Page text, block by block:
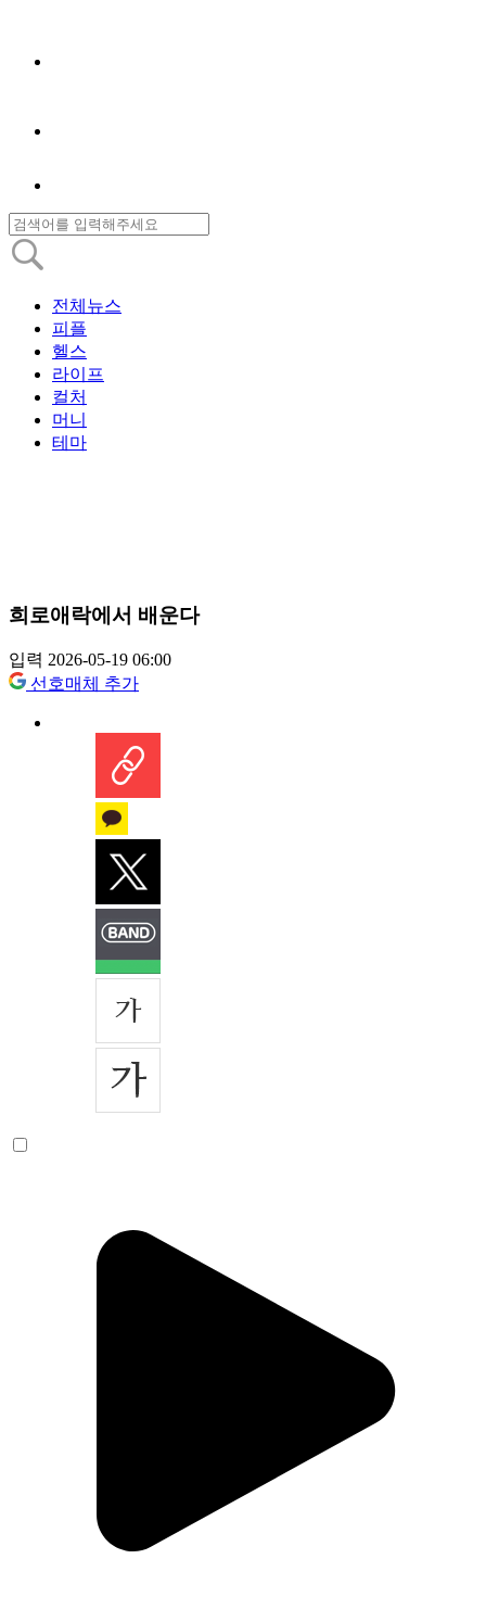
전체뉴스
피플
헬스
라이프
컬처
머니
테마
희로애락에서 배운다
입력 2026-05-19 06:00
선호매체 추가